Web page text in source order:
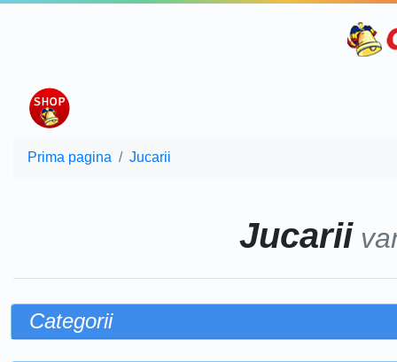
Prima pagina Jucarii
Jucarii
Categorii